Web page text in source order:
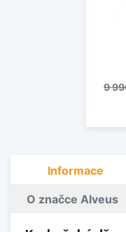
9
Informace
O značce Alveus